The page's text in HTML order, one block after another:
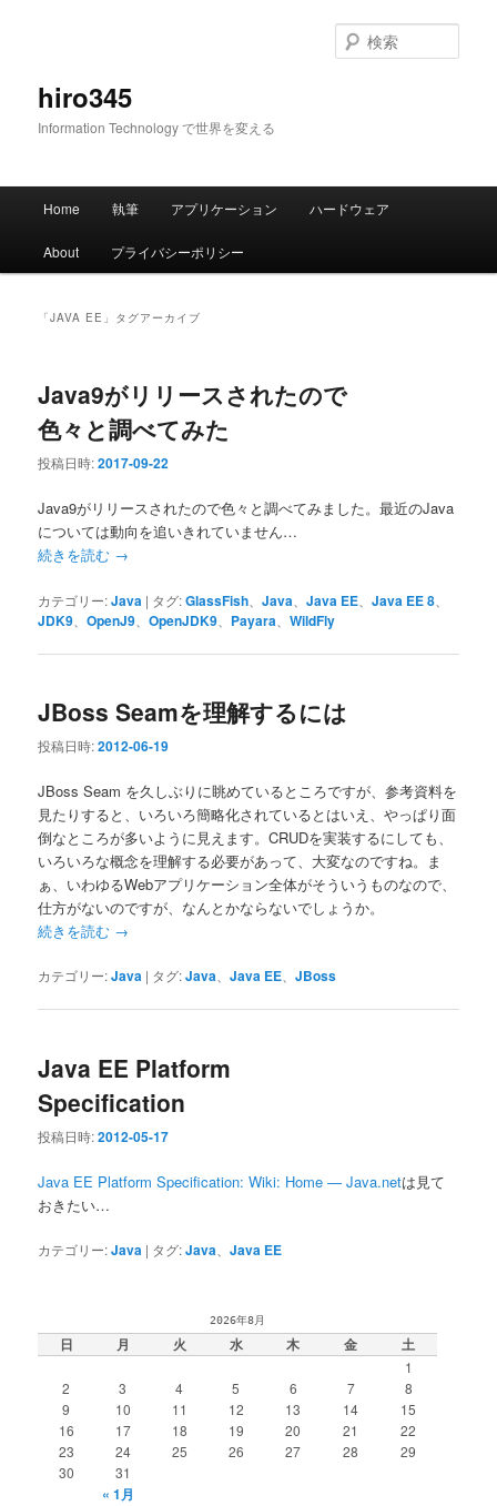
hiro345
Information Technology で世界を変える
索
メ
Home 執筆 アプリケーション ハードウェア
About プライバシーポリシー
「JAVA EE 」タグアーカイブ
Java9がリリースされたので
色々と調べてみた
投稿日時:2017-09-22
Java9がリリースされたので色々と調べてみました。最近のJava
については動向を追いきれていません…
続きを読む →
カテゴリー:Java | タグ:GlassFish 、Java 、Java EE 、Java EE 8
JDK9 、OpenJ9 、OpenJDK9 Payara 、WildFly
JBoss Seamを理解するには
投稿日時:2012-06-19
JBoss Seam を久しぶりに眺めているところですが、参考資料を
見たりすると、いろいろ簡略化されているとはいえ、やっぱり面
倒なところが多いように見えます。CRUDを実装するにしても、
いろいろな概念を理解する必要があって、大変なのですね。ま
ぁ、いわゆるWebアプリケーション全体がそういうものなので、
仕方がないのですが、なんとかならないでしょうか。
続きを読む →
カテゴリー:Java | タグ:Java 、Java EE 、JBoss
Java EE Platform
Specification
投稿日時:2012-05-17
Java EE Platform Specification: Wiki: Home — Java.netは見て
おきたい…
カテゴリー:Java | タグ:Java 、Java EE
2026年8月
日 月 火 水 木 金 土
1
2
3 4 5 6 7
8
9
10 11 12 13 14
15
16
17 18 19 20 21
22
23
24 25 26 27 28
29
30
31
« 1月